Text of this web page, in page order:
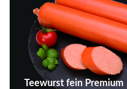
Teewurst fein Premium